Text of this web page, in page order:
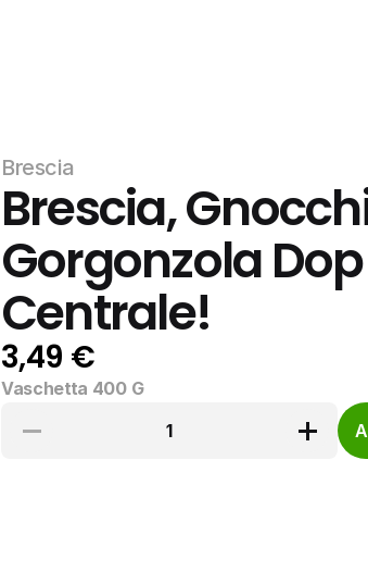
Brescia
Brescia,
Gorgonzola
Centrale!
3,49 €
Vaschetta 400 G
1